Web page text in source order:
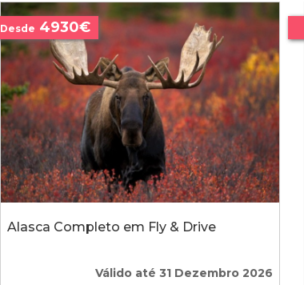
Alasca Completo em Fly & Drive
Desde 4930€
Válido até 31 Dezembro 2026